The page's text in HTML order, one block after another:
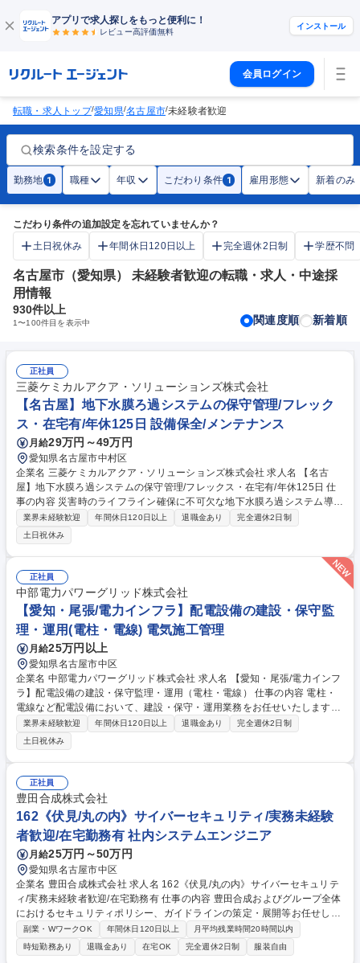
アプリで求人探しをもっと便利に！
レビュー高評価無料
インストール
会員ログイン
転職・求人トップ/愛知県/名古屋市/未経験者歓迎
検索条件を設定する
勤務地 1 職種 年収 こだわり条件 1 雇用形態 新着のみ
こだわり条件の追加設定を忘れていませんか？
土日祝休み
年間休日120日以上 完全週休2日制 学歴不問
名古屋市（愛知県） 未経験者歓迎の転職・求人・中途採
用情報
930件以上
1〜100件目を表示中 関連度順 新着順
正社員
三菱ケミカルアクア・ソリューションズ株式会社
【名古屋】地下水膜ろ過システムの保守管理/フレック
ス・在宅有/年休125日 設備保全/メンテナンス
月給29万円～49万円
愛知県名古屋市中村区
企業名 三菱ケミカルアクア・ソリューションズ株式会社 求人名 【名古
屋】地下水膜ろ過システムの保守管理/フレックス・在宅有/年休125日 仕
事の内容 災害時のライフライン確保に不可欠な地下水膜ろ過システム導入
先（病院やホテル等）での保守管理業務を担当。設備の状態を見極めなが
ら、先ずは保守管理を中心に将来的には設備更新や改修対応にも関与しま
す。 ■社内外からの設備、運転等に関する問合せ対応 ■点検作業、設備不
具合発生時の状況確認や復旧支援■水質データや遠隔監視を用いた運転状
況の確認と改善提案■保守工事の手配（見積・図面・計画作成含む）、立
会いおよび安全管理■点検報告書、工事記録の確認などの品質確認業務■設
備更新や改修提案に際しての技術支援など 募集職種 【名古屋】地下水膜
ろ過システムの保守管理/フレックス・在宅有/年休125日
業界未経験歓迎 年間休日120日以上 退職金あり
完全週休2日制
土日祝休み
正社員
中部電力パワーグリッド株式会社
【愛知・尾張/電力インフラ】配電設備の建設・保守監
理・運用(電柱・電線) 電気施工管理
月給25万円以上
愛知県名古屋市中区
企業名 中部電力パワーグリッド株式会社 求人名 【愛知・尾張/電力インフ
ラ】配電設備の建設・保守監理・運用（電柱・電線） 仕事の内容 電柱・
電線など配電設備において、建設・保守・運用業務をお任せいたします。
※中部電力からの分社化後も同制度・同待遇であり、処遇面に差はありま
せん。 【■具体的には】◎配電設備（電柱・電線等）の新設・改修に向け
た設計、関係先との折衝および工事計画の立案◎施工会社による工事の発
注・監督・検査などの工事管理および安全・品質・工程の統括◎膨大な配
電設備に対する保守計画の策定および点検・補修の管理、電圧・電流など
の系統運用管理◎停電・災害発生時の復旧対応や設備運用の最適化に向け
た改善活動の推進など 募集職種 【愛知・尾張/電力インフラ】配電設備の
建設・保守監理・運用（電柱・電線）
業界未経験歓迎 年間休日120日以上 退職金あり
完全週休2日制
土日祝休み
正社員
豊田合成株式会社
162《伏見/丸の内》サイバーセキュリティ/実務未経験
者歓迎/在宅勤務有 社内システムエンジニア
月給25万円～50万円
愛知県名古屋市中区
企業名 豊田合成株式会社 求人名 162《伏見/丸の内》サイバーセキュリテ
ィ/実務未経験者歓迎/在宅勤務有 仕事の内容 豊田合成およびグループ全体
におけるセキュリティポリシー、ガイドラインの策定・展開等お任せしま
す。部内は4割ほどが中途入社者であり、中途入社者であることのハンデ
ィキャップはありません。 【具体的な業務内容】■経営層・関係部門との
連携による全社的なセキュリティ施策の推進とグローバル拠点におけるセ
副業・WワークOK 年間休日120日以上
月平均残業時間20時間以内
時短勤務あり
退職金あり 在宅OK 完全週休2日制 服装自由